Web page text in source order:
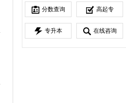
分数查询 高起专
专升本 在线咨询